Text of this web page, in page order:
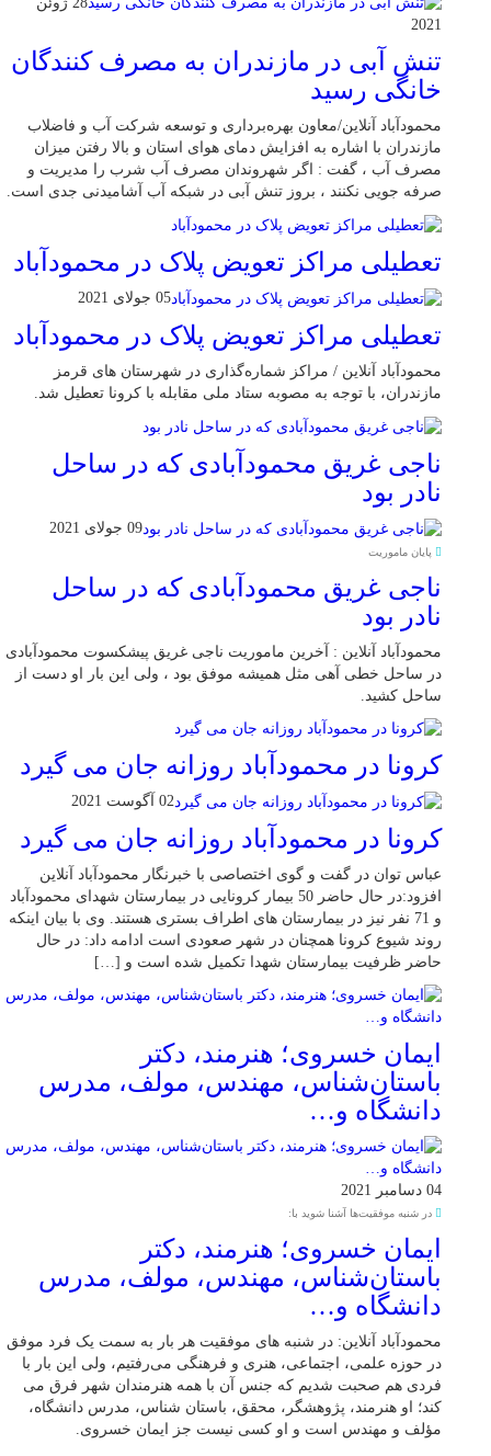
2021
تنش آبی در مازندران به مصرف كنندگان
خانگی رسيد
محمودآباد آنلاین/معاون بهره‌برداری و توسعه شرکت آب و فاضلاب
مازندران با اشاره به افزایش دمای هوای استان و بالا رفتن میزان
مصرف آب ، گفت : اگر شهروندان مصرف آب شرب را مدیریت و
صرفه جویی نکنند ، بروز تنش آبی در شبکه آب آشامیدنی جدی است.
تعطیلی مراکز تعویض پلاک در محمودآباد
05 جولای 2021
تعطیلی مراکز تعویض پلاک در محمودآباد
محمودآباد آنلاین / مراکز شماره‌گذاری در شهر‌ستان های قرمز
مازندران، با توجه به مصوبه ستاد ملی مقابله با کرونا تعطیل شد.
ناجی غریق محمودآبادی که در ساحل
نادر بود
09 جولای 2021
پایان ماموریت
ناجی غریق محمودآبادی که در ساحل
نادر بود
محمودآباد آنلاین : آخرین ماموریت ناجی غریق پیشکسوت محمودآبادی
در ساحل خطی آهی مثل همیشه موفق بود ، ولی این بار او دست از
ساحل کشید.
کرونا در محمودآباد روزانه جان می گیرد
02 آگوست 2021
کرونا در محمودآباد روزانه جان می گیرد
عباس توان در گفت و گوی اختصاصی با خبرنگار محمودآباد آنلاین
افزود:در حال حاضر 50 بیمار کرونایی در بیمارستان شهدای محمودآباد
و 71 نفر نیز در بیمارستان های اطراف بستری هستند. وی با بیان اینکه
روند شیوع کرونا همچنان در شهر صعودی است ادامه داد: در حال
حاضر ظرفیت بیمارستان شهدا تکمیل شده است و […]
ایمان خسروی؛ هنرمند، دکتر
باستان‌شناس، مهندس، مولف، مدرس
دانشگاه و…
04 دسامبر 2021
در شنبه موفقیت‌ها آشنا شوید با:
ایمان خسروی؛ هنرمند، دکتر
باستان‌شناس، مهندس، مولف، مدرس
دانشگاه و…
محمودآباد آنلاین: در شنبه های موفقیت هر بار به سمت یک فرد موفق
در حوزه علمی، اجتماعی، هنری و فرهنگی می‌رفتیم، ولی این بار با
فردی هم صحبت شدیم که جنس آن با همه هنرمندان شهر فرق می
کند؛ او هنرمند، پژوهشگر، محقق، باستان شناس، مدرس دانشگاه،
مؤلف و مهندس است و او کسی نیست جز ایمان خسروی.